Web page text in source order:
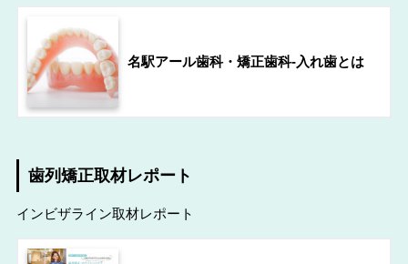
名駅アール歯科・矯正歯科-入れ歯とは
歯列矯正取材レポート
インビザライン取材レポート